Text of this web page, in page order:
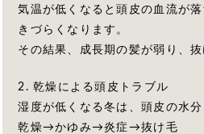
気温が低くなると頭皮の血流が
きづらくなります。
その結果、成長期の髪が弱り、抜
2. 乾燥による頭皮トラブル
湿度が低くなる冬は、頭皮の水分
乾燥→かゆみ→炎症→抜け毛